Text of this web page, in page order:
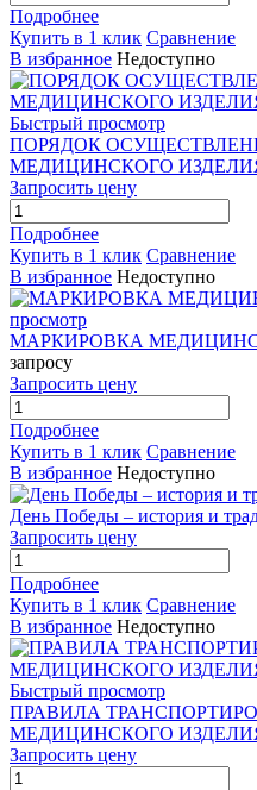
Подробнее
Купить в 1 клик Сравнение
В избранное Недоступно
Быстрый просмотр
ПОРЯДОК
МЕДИЦИНСКОГО
Запросить цену
Подробнее
Купить в 1 клик Сравнение
В избранное Недоступно
просмотр
МАРКИРОВКА
запросу
Запросить цену
Подробнее
Купить в 1 клик Сравнение
В избранное Недоступно
День Победы – история и
Запросить цену
Подробнее
Купить в 1 клик Сравнение
В избранное Недоступно
Быстрый просмотр
ПРАВИЛА
МЕДИЦИНСКОГО
Запросить цену